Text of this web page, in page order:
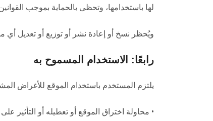
لها باستخدامها، وتحظى بالحماية بموجب
ويُحظر نسخ أو إعادة نشر أو توزيع أو تعديل
رابعًا: الاستخدام المسموح به
يلتزم المستخدم باستخدام الموقع للأغراض
• محاولة اختراق الموقع أو تعطيله أو التأثير